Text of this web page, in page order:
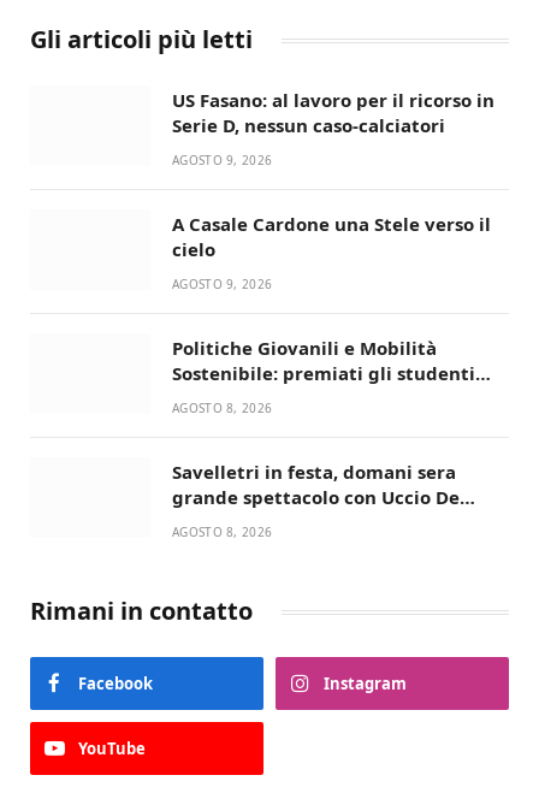
Gli articoli più letti
US Fasano: al lavoro per il ricorso in
Serie D, nessun caso-calciatori
AGOSTO 9, 2026
A Casale Cardone una Stele verso il
cielo
AGOSTO 9, 2026
Politiche Giovanili e Mobilità
Sostenibile: premiati gli studenti
universitari del bando “La strada
AGOSTO 8, 2026
Savelletri in festa, domani sera
grande spettacolo con Uccio De
Santis
AGOSTO 8, 2026
Rimani in contatto
Facebook Instagram
YouTube